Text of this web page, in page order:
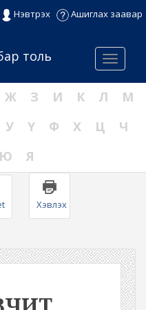
Нэвтрэх Ашиглах заавар
Menu
толь
Ж З И К Л
М
У Ү Ф Х Ц
Ч
Ю Я
Хэвлэх